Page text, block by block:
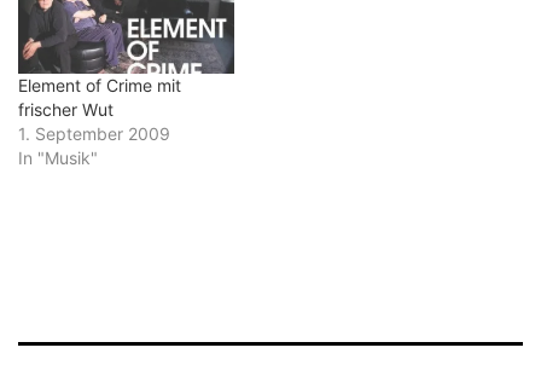
Element of Crime mit
frischer Wut
1. September 2009
In "Musik"